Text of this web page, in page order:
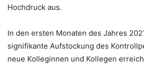
Hochdruck aus.
In den ersten Monaten des Jahres
signifikante Aufstockung des
neue Kolleginnen und Kollegen